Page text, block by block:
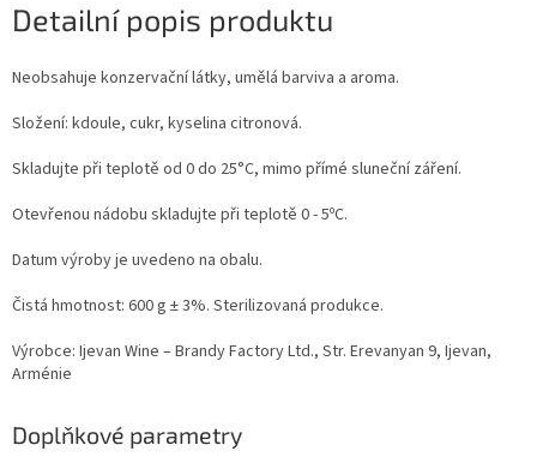
Detailní popis produktu
Neobsahuje konzervační látky, umělá barviva a aroma.
Složení: kdoule, cukr, kyselina citronová.
Skladujte při teplotě od 0 do 25°C, mimo přímé sluneční záření.
Otevřenou nádobu skladujte při teplotě 0 - 5ºC.
Datum výroby je uvedeno na obalu.
Čistá hmotnost: 600 g ± 3%. Sterilizovaná produkce.
Výrobce: Ijevan Wine – Brandy Factory Ltd., Str. Erevanyan 9, Ijevan,
Arménie
Doplňkové parametry